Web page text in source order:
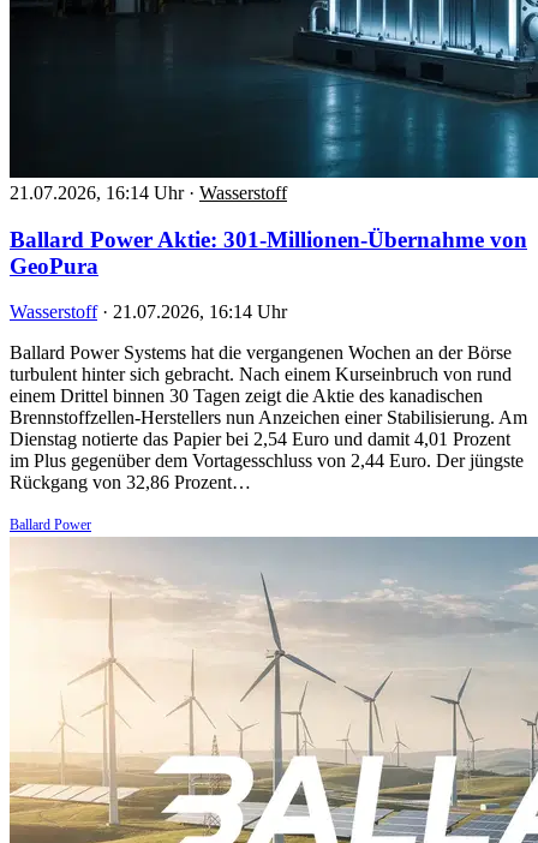
21.07.2026, 16:14 Uhr · Wasserstoff
Ballard Power Aktie: 301-Millionen-Übernahme von
GeoPura
Wasserstoff · 21.07.2026, 16:14 Uhr
Ballard Power Systems hat die vergangenen Wochen an der Börse
turbulent hinter sich gebracht. Nach einem Kurseinbruch von rund
einem Drittel binnen 30 Tagen zeigt die Aktie des kanadischen
Brennstoffzellen-Herstellers nun Anzeichen einer Stabilisierung. Am
Dienstag notierte das Papier bei 2,54 Euro und damit 4,01 Prozent
im Plus gegenüber dem Vortagesschluss von 2,44 Euro. Der jüngste
Rückgang von 32,86 Prozent…
Ballard Power